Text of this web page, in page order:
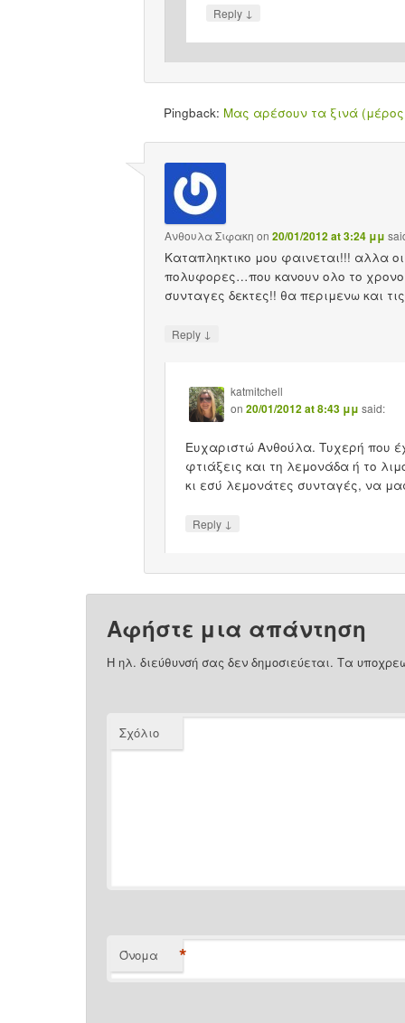
Reply ↓
Pingback: Μας αρέσουν τα ξινά (μέρος
Ανθουλα Σιφακη on 20/01/2012 at 3:24 μμ
Kαταπληκτικο μου φαινεται!!! αλλα
πολυφορες…που κανουν ολο το
συνταγες δεκτες!! θα περιμενω και
Reply ↓
katmitchell
on 20/01/2012 at 8:43 μμ said:
Ευχαριστώ Ανθούλα. Τυχερή που
φτιάξεις και τη λεμονάδα ή το
κι εσύ λεμονάτες συνταγές, να
Reply ↓
Αφήστε μια απάντηση
Η ηλ. διεύθυνσή σας δεν δημοσιεύεται. Τα
Σχόλιο
Όνομα *